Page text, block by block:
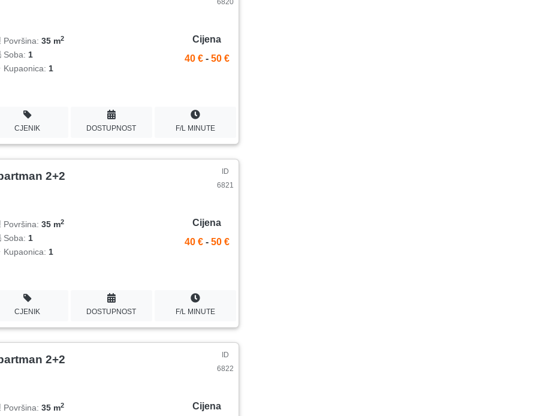
Površina:35 m2
Soba:1
Kupaonica:1
Cijena
40 € - 50 €
CJENIK DOSTUPNOST F/L MINUTE
2+2
ID
6821
Površina:35 m2
Soba:1
Kupaonica:1
Cijena
40 € - 50 €
CJENIK DOSTUPNOST F/L MINUTE
2+2
ID
6822
Površina:35 m2
Cijena